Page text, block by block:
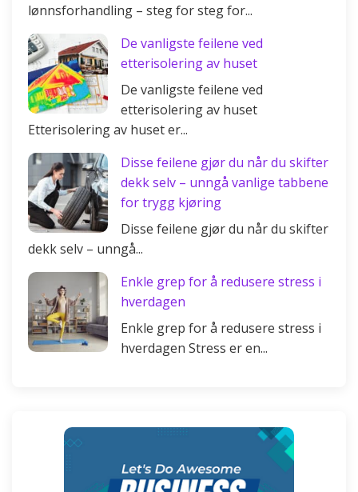
lønnsforhandling – steg for steg for...
De vanligste feilene ved
etterisolering av huset
De vanligste feilene ved
etterisolering av huset
Etterisolering av huset er...
Disse feilene gjør du når du skifter
dekk selv – unngå vanlige tabbene
for trygg kjøring
Disse feilene gjør du når du skifter
dekk selv – unngå...
Enkle grep for å redusere stress i
hverdagen
Enkle grep for å redusere stress i
hverdagen Stress er en...